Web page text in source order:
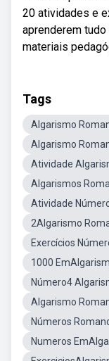
20 atividades e
aprenderem
materiais
Tags
Algarismo
Algarismo
Atividade
Algarismos
Atividade
2Algarismo
Exercícios
1000
Número4
Algarismo
Números
Numeros